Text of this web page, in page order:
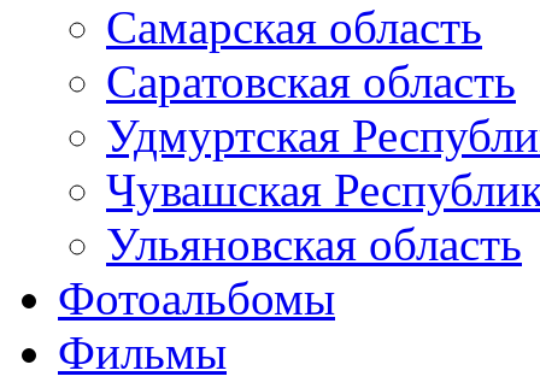
Самарская область
Саратовская область
Удмуртская
Чувашская
Ульяновская область
Фотоальбомы
Фильмы